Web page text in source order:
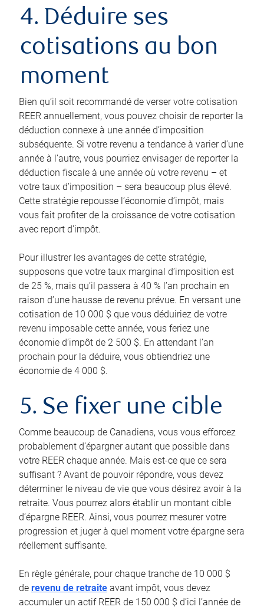
4. Déduire ses
cotisations au bon
moment
Bien qu’il soit recommandé de verser votre cotisation
REER annuellement, vous pouvez choisir de reporter la
déduction connexe à une année d’imposition
subséquente. Si votre revenu a tendance à varier d’une
année à l’autre, vous pourriez envisager de reporter la
déduction fiscale à une année où votre revenu – et
votre taux d’imposition – sera beaucoup plus élevé.
Cette stratégie repousse l’économie d’impôt, mais
vous fait profiter de la croissance de votre cotisation
avec report d’impôt.
Pour illustrer les avantages de cette stratégie,
supposons que votre taux marginal d’imposition est
de 25 %, mais qu’il passera à 40 % l’an prochain en
raison d’une hausse de revenu prévue. En versant une
cotisation de 10 000 $ que vous déduiriez de votre
revenu imposable cette année, vous feriez une
économie d’impôt de 2 500 $. En attendant l’an
prochain pour la déduire, vous obtiendriez une
économie de 4 000 $.
5. Se fixer une cible
Comme beaucoup de Canadiens, vous vous efforcez
probablement d’épargner autant que possible dans
votre REER chaque année. Mais est-ce que ce sera
suffisant ? Avant de pouvoir répondre, vous devez
déterminer le niveau de vie que vous désirez avoir à la
retraite. Vous pourrez alors établir un montant cible
d’épargne REER. Ainsi, vous pourrez mesurer votre
progression et juger à quel moment votre épargne sera
réellement suffisante.
En règle générale, pour chaque tranche de 10 000 $
de revenu de retraite avant impôt, vous devez
accumuler un actif REER de 150 000 $ d’ici l’année de